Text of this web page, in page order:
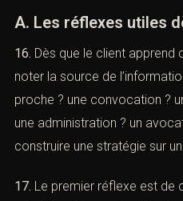
immédiatement en
A. Les réflexes utiles
16.Dès que le client apprend
noter la source de
un proche ? une convocation
précision évite de construire